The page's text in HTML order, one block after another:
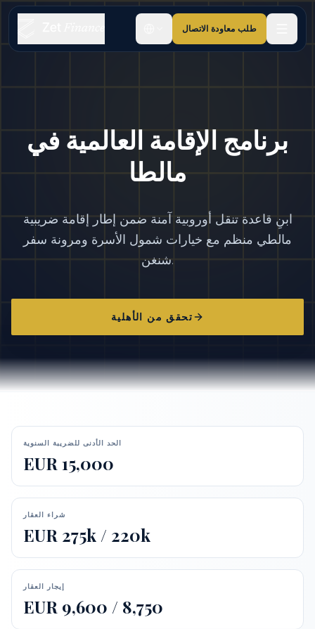
طلب معاودة الاتصال
برنامج الإقامة العالمية في
مالطا
ابنِ قاعدة تنقل أوروبية آمنة ضمن إطار إقامة ضريبية
مالطي منظم مع خيارات شمول الأسرة ومرونة سفر
شنغن.
تحقق من الأهلية
الحد الأدنى للضريبة السنوية
EUR 15,000
شراء العقار
EUR 275k / 220k
إيجار العقار
EUR 9,600 / 8,750